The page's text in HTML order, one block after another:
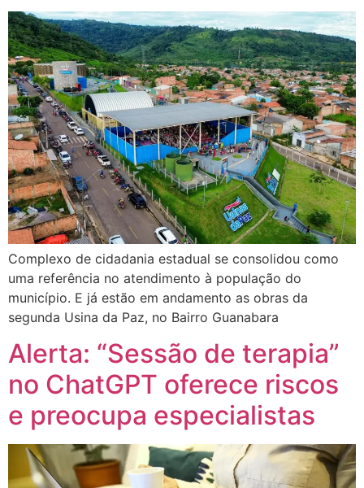
Complexo de cidadania estadual se consolidou como
uma referência no atendimento à população do
município. E já estão em andamento as obras da
segunda Usina da Paz, no Bairro Guanabara
Alerta: “Sessão de terapia”
no ChatGPT oferece riscos
e preocupa especialistas